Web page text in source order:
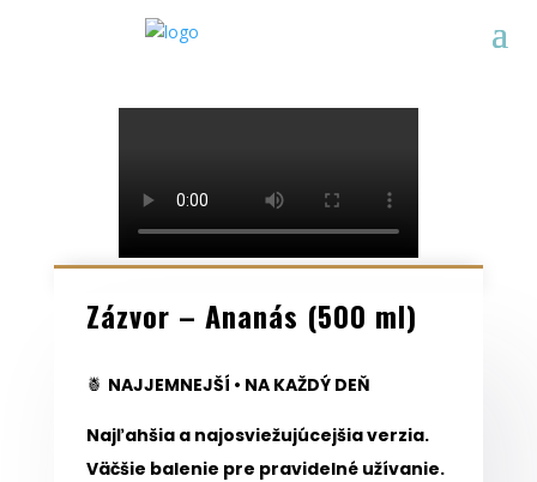
Zázvor – Ananás (500 ml)
🍍 NAJJEMNEJŠÍ • NA KAŽDÝ DEŇ
Najľahšia a najosviežujúcejšia verzia.
Väčšie balenie pre pravidelné užívanie.